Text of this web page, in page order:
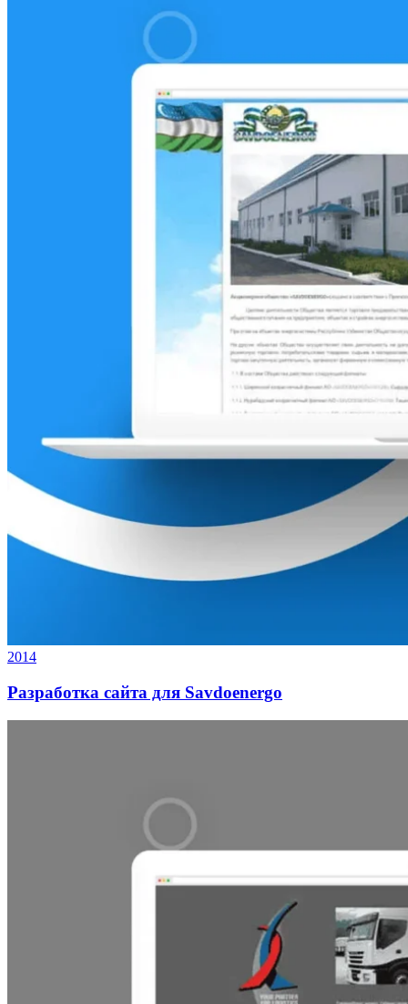
2014
Разработка сайта для Savdoenergo